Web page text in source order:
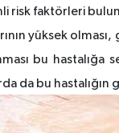
risk faktörleri
yüksek
bu
da bu